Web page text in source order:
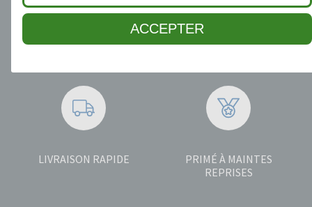
ACCEPTER
5 ANS DE GARANTIE
LA CONFIANCE ET LA
SÉCURITÉ
LIVRAISON RAPIDE
PRIMÉ À MAINTES
REPRISES